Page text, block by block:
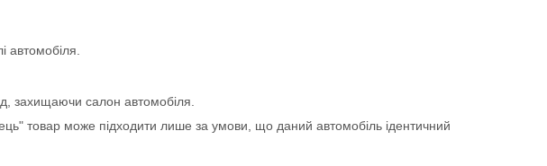
автомобіля.
захищаючи салон автомобіля.
товар може підходити лише за умови, що даний автомобіль ідентичний